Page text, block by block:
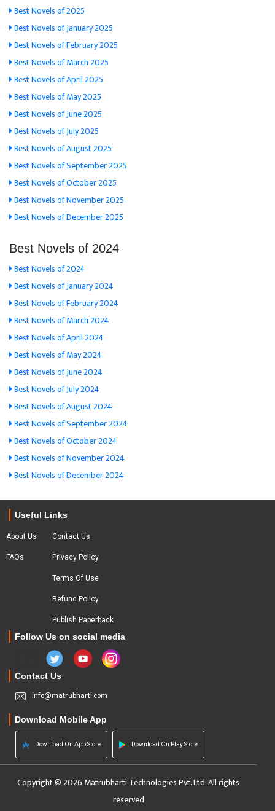
Best Novels of 2025
Best Novels of January 2025
Best Novels of February 2025
Best Novels of March 2025
Best Novels of April 2025
Best Novels of May 2025
Best Novels of June 2025
Best Novels of July 2025
Best Novels of August 2025
Best Novels of September 2025
Best Novels of October 2025
Best Novels of November 2025
Best Novels of December 2025
Best Novels of 2024
Best Novels of 2024
Best Novels of January 2024
Best Novels of February 2024
Best Novels of March 2024
Best Novels of April 2024
Best Novels of May 2024
Best Novels of June 2024
Best Novels of July 2024
Best Novels of August 2024
Best Novels of September 2024
Best Novels of October 2024
Best Novels of November 2024
Best Novels of December 2024
Useful Links
About Us
FAQs
Contact Us
Privacy Policy
Terms Of Use
Refund Policy
Publish Paperback
Follow Us on social media
Contact Us
info@matrubharti.com
Download Mobile App
Download On App Store Download On Play Store
Copyright © 2026 Matrubharti Technologies Pvt. Ltd. All rights
reserved